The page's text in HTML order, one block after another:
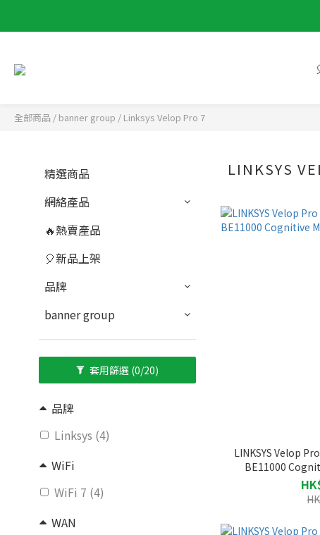
全部商品 / banner group / Linksys Velop Pro 7
精選商品
網絡產品
🔥熱賣產品
🎈新品上架
品牌
banner group
套用篩選 (0/20)
品牌
Linksys (4)
WiFi
WiFi 7 (4)
WAN
LINKSYS
LINKSYS Velop
BE11000